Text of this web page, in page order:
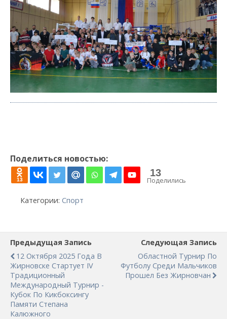
Поделиться новостью:
13
13
Поделились
Категории: Спорт
Предыдущая Запись
12 Октября 2025 Года В
Жирновске Стартует IV
Традиционный
Международный Турнир -
Кубок По Кикбоксингу
Памяти Степана
Калюжного
Следующая Запись
Областной Турнир По
Футболу Среди Мальчиков
Прошел Без Жирновчан